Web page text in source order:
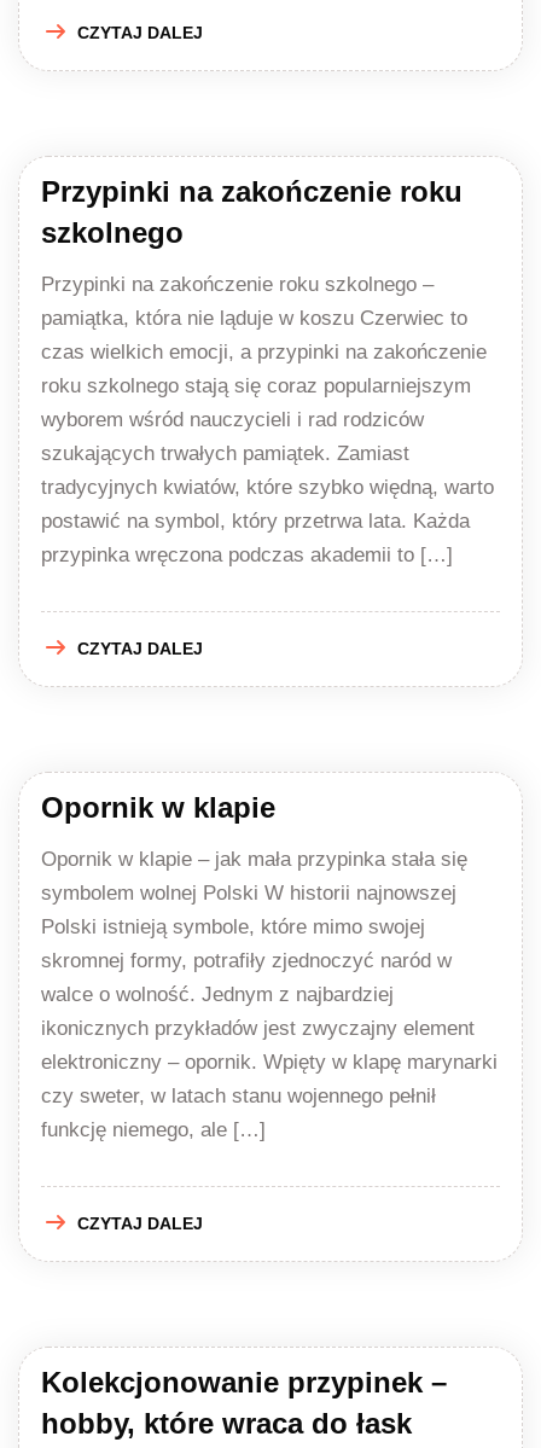
CZYTAJ DALEJ
Przypinki na zakończenie roku
szkolnego
Przypinki na zakończenie roku szkolnego –
pamiątka, która nie ląduje w koszu Czerwiec to
czas wielkich emocji, a przypinki na zakończenie
roku szkolnego stają się coraz popularniejszym
wyborem wśród nauczycieli i rad rodziców
szukających trwałych pamiątek. Zamiast
tradycyjnych kwiatów, które szybko więdną, warto
postawić na symbol, który przetrwa lata. Każda
przypinka wręczona podczas akademii to […]
CZYTAJ DALEJ
Opornik w klapie
Opornik w klapie – jak mała przypinka stała się
symbolem wolnej Polski W historii najnowszej
Polski istnieją symbole, które mimo swojej
skromnej formy, potrafiły zjednoczyć naród w
walce o wolność. Jednym z najbardziej
ikonicznych przykładów jest zwyczajny element
elektroniczny – opornik. Wpięty w klapę marynarki
czy sweter, w latach stanu wojennego pełnił
funkcję niemego, ale […]
CZYTAJ DALEJ
Kolekcjonowanie przypinek –
hobby, które wraca do łask